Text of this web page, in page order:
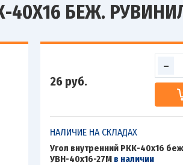
БЕЖ.
26 руб.
-
НАЛИЧИЕ НА СКЛАДАХ
Угол внутренний РКК-40х16
УВН-40х16-27М в наличии